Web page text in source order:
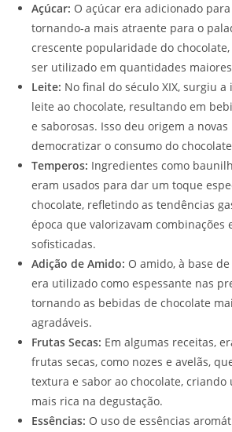
Açúcar: O açúcar era adicionado
tornando-a mais atraente para o
crescente popularidade do
ser utilizado em quantidades
Leite: No final do século XIX, surgiu
leite ao chocolate, resultando em
e saborosas. Isso deu origem a
democratizar o consumo do
Temperos: Ingredientes como
eram usados para dar um toque
chocolate, refletindo as tendências
época que valorizavam combinações
sofisticadas.
Adição de Amido: O amido, à base
era utilizado como espessante nas
tornando as bebidas de chocolate
agradáveis.
Frutas Secas: Em algumas receitas,
frutas secas, como nozes e avelãs,
textura e sabor ao chocolate, criando
mais rica na degustação.
Essências: O uso de essências